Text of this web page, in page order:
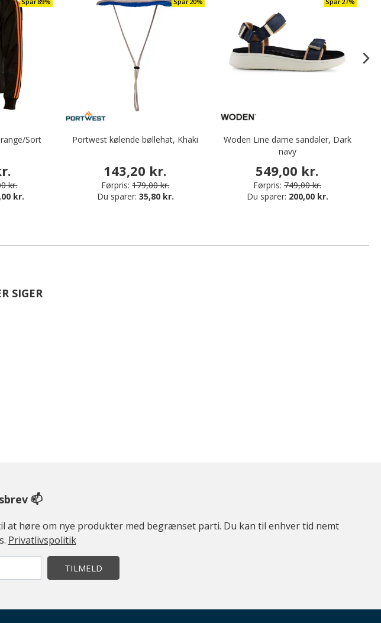
Spar 89%
Sort
kr.
kr.
Spar 20%
Portwest kølende bøllehat, Khaki
143,20 kr.
Førpris: 179,00 kr.
Du sparer: 35,80 kr.
Spar 27%
Woden Line dame sandaler, Dark
navy
549,00 kr.
Førpris: 749,00 kr.
Du sparer: 200,00 kr.
SIGER
📫
at høre om nye produkter med begrænset parti. Du kan til enhver tid nemt
Privatlivspolitik
TILMELD